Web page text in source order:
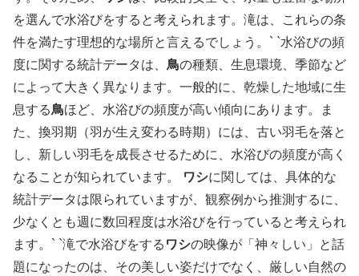
を選んで水浴びをすると考えられます。滝は、これらの条
件を満たす理想的な場所と言えるでしょう。` `水浴びの頻
度に関する統計データは、 鳥の種類、生息環境、季節など
によって大きく異なります。一般的に、乾燥した地域に生
息する鳥ほど、水浴びの頻度が高い傾向にあります。ま
た、換羽期（羽が生え変わる時期）には、古い羽毛を落と
し、新しい羽毛を成長させるために、水浴びの頻度が高く
なることが知られています。
ワシに関しては、具体的な
統計データは限られていますが、観察例から推測するに、
少なくとも週に数回程度は水浴びを行っていると考えられ
ます。` `滝で水浴びをする ワシの映像が「神々しい」と話
題になったのは、その美しい姿だけでなく、厳しい自然の